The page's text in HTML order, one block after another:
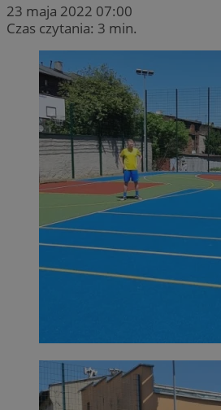
23 maja 2022 07:00
Czas czytania: 3 min.